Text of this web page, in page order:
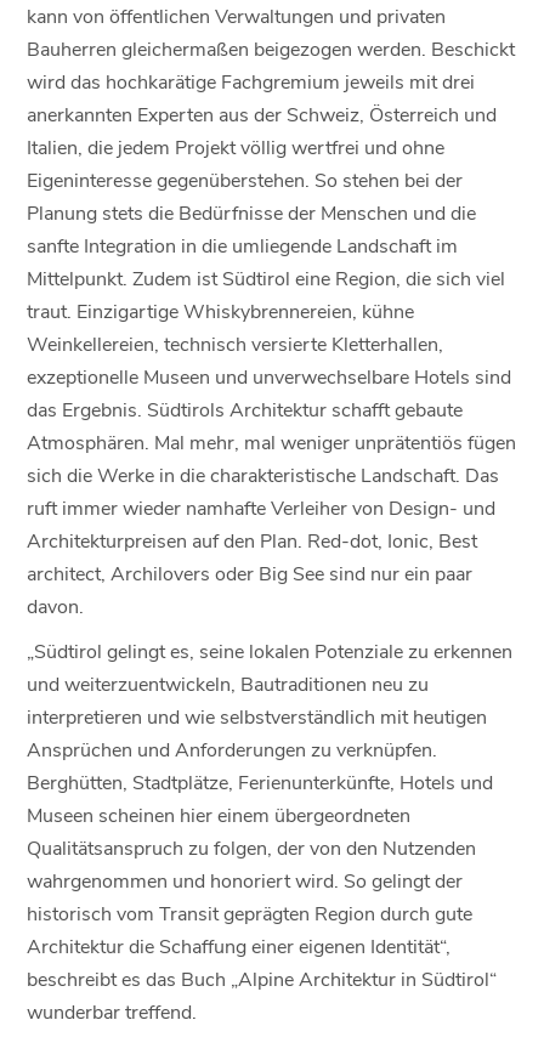
kann von öffentlichen Verwaltungen und privaten
Bauherren gleichermaßen beigezogen werden. Beschickt
wird das hochkarätige Fachgremium jeweils mit drei
anerkannten Experten aus der Schweiz, Österreich und
Italien, die jedem Projekt völlig wertfrei und ohne
Eigeninteresse gegenüberstehen. So stehen bei der
Planung stets die Bedürfnisse der Menschen und die
sanfte Integration in die umliegende Landschaft im
Mittelpunkt. Zudem ist Südtirol eine Region, die sich viel
traut. Einzigartige Whiskybrennereien, kühne
Weinkellereien, technisch versierte Kletterhallen,
exzeptionelle Museen und unverwechselbare Hotels sind
das Ergebnis. Südtirols Architektur schafft gebaute
Atmosphären. Mal mehr, mal weniger unprätentiös fügen
sich die Werke in die charakteristische Landschaft. Das
ruft immer wieder namhafte Verleiher von Design- und
Architekturpreisen auf den Plan. Red-dot, Ionic, Best
architect, Archilovers oder Big See sind nur ein paar
davon.
„Südtirol gelingt es, seine lokalen Potenziale zu erkennen
und weiterzuentwickeln, Bautraditionen neu zu
interpretieren und wie selbstverständlich mit heutigen
Ansprüchen und Anforderungen zu verknüpfen.
Berghütten, Stadtplätze, Ferienunterkünfte, Hotels und
Museen scheinen hier einem übergeordneten
Qualitätsanspruch zu folgen, der von den Nutzenden
wahrgenommen und honoriert wird. So gelingt der
historisch vom Transit geprägten Region durch gute
Architektur die Schaffung einer eigenen Identität“,
beschreibt es das Buch „Alpine Architektur in Südtirol“
wunderbar treffend.